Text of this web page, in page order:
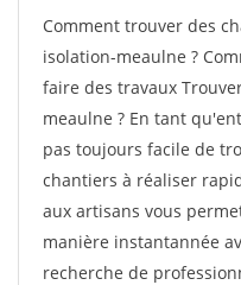
Comment trouver des
isolation-meaulne ?
faire des travaux
meaulne ? En tant
pas toujours facile de
chantiers à réaliser
aux artisans vous
manière instantannée
recherche de